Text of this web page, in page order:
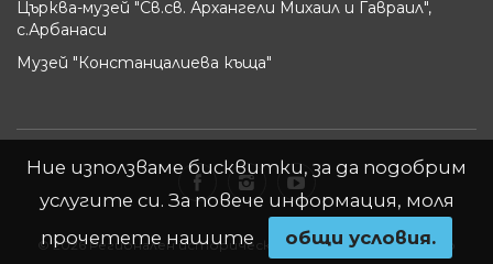
Църква-музей "Св.св. Архангели Михаил и Гавраил",
с.Арбанаси
Музей "Констанцалиева къща"
© 2026 Регионален исторически музей - Велико Търново
Ние използваме бисквитки, за да подобрим
услугите си. За повече информация, моля
прочетете нашите
oбщи условия.